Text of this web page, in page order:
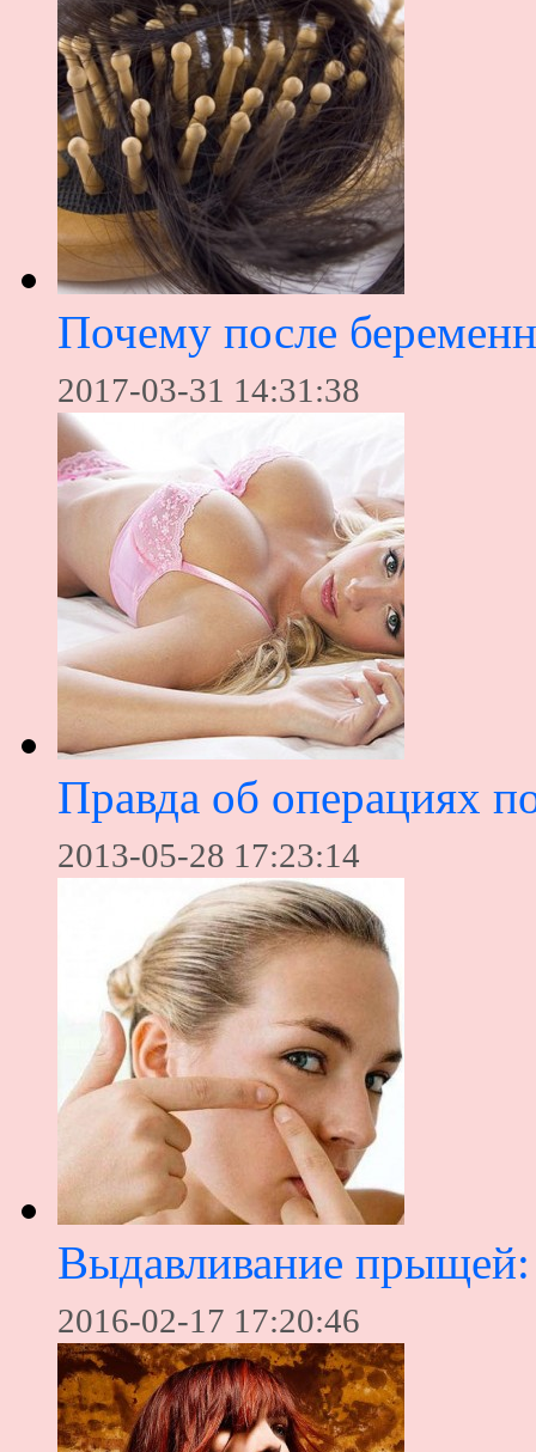
Почему после
2017-03-31 14:31:38
Правда об операциях
2013-05-28 17:23:14
Выдавливание
2016-02-17 17:20:46